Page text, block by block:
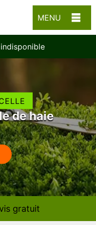
MENU
indisponible
de haie
gratuit